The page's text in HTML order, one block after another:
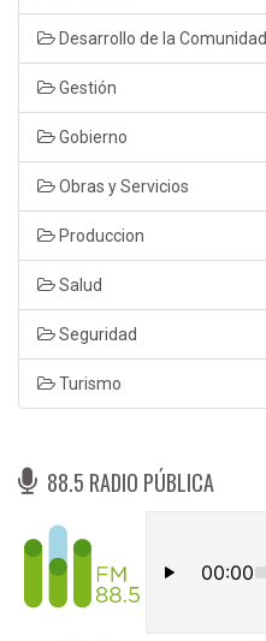
Desarrollo de la Comunidad
Gestión
Gobierno
Obras y Servicios
Produccion
Salud
Seguridad
Turismo
88.5 RADIO PÚBLICA